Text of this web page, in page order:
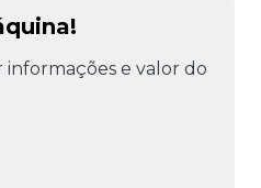
e valor do